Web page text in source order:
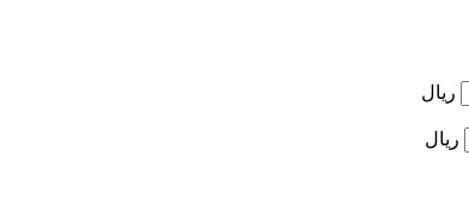
ریال
ریال